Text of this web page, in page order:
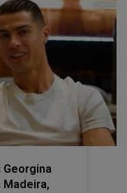
Georgina
Madeira,